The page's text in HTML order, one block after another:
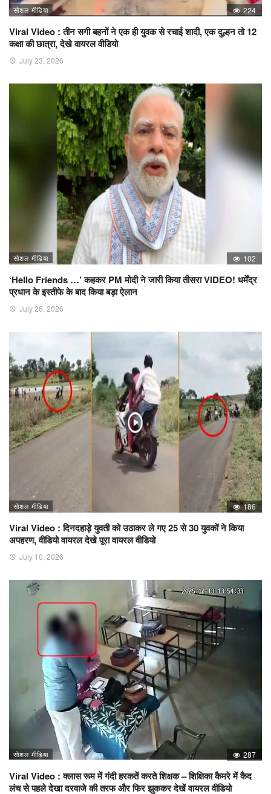
सोशल मीडिया 224
Viral Video : तीन सगी बहनों ने एक ही युवक से रचाई शादी, एक दुल्हन तो 12
कक्षा की छात्रा, देखे वायरल वीडियो
July 23, 2026
सोशल मीडिया 102
‘Hello Friends …’ कहकर PM मोदी ने जारी किया तीसरा VIDEO! धर्मेंद्र
प्रधान के इस्तीफे के बाद किया बड़ा ऐलान
July 26, 2026
सोशल मीडिया 186
Viral Video : दिनदहाड़े युवती को उठाकर ले गए 25 से 30 युवकों ने किया
अपहरण, वीडियो वायरल देखे पूरा वायरल वीडियो
July 10, 2026
सोशल मीडिया 287
Viral Video : क्लास रूम में गंदी हरकतें करते शिक्षक – शिक्षिका कैमरे में कैद
लंच से पहले देखा दरवाजे की तरफ और फिर झुककर देखें वायरल वीडियो